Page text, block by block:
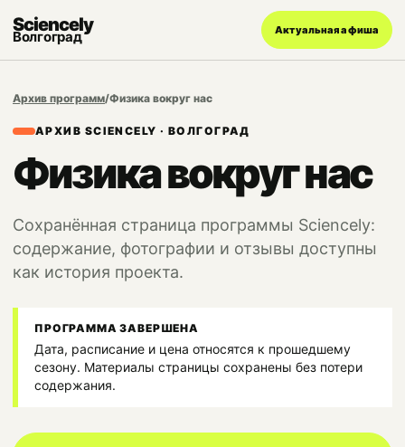
Sciencely
Волгоград Актуальная афиша
Архив программ/Физика вокруг нас
АРХИВ SCIENCELY · ВОЛГОГРАД
Физика вокруг нас
Сохранённая страница программы Sciencely:
содержание, фотографии и отзывы доступны
как история проекта.
ПРОГРАММА ЗАВЕРШЕНА
Дата, расписание и цена относятся к прошедшему
сезону. Материалы страницы сохранены без потери
содержания.